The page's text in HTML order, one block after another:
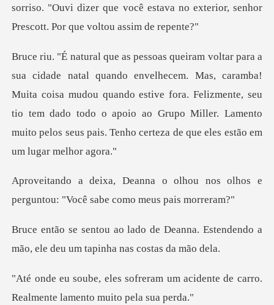
sorriso. "Ouvi dizer que você estava no exterior
, caramba!
Muita coisa mudou quando estive fora. Felizmente, seu
tio tem dado todo o apoio ao Grup
lhou nos olhos e
perguntou: "Voc
eanna. Estendendo a
mão, ele deu u
m um acidente de carro.
Realment